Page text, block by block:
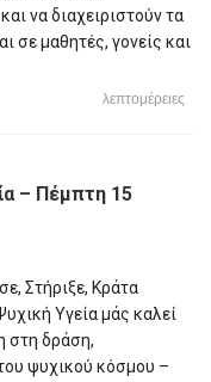
να διαχειριστούν τα
σε μαθητές, γονείς και
λεπτομέρειες
– Πέμπτη 15
Στήριξε, Κράτα
Υγεία μάς καλεί
στη δράση,
ψυχικού κόσμου –